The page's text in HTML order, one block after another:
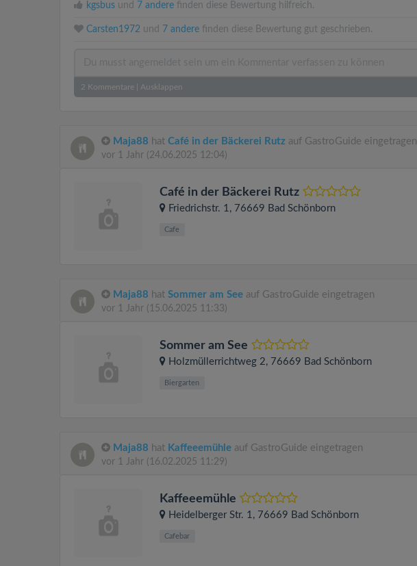
kgsbus und 7 andere finden diese Bewertung hilfreich.
Carsten1972 und 7 andere finden diese Bewertung gut geschrieben.
2 Kommentare Ausklappen
Maja88 hat Café in der Bäckerei Rutz auf GastroGuide eingetragen
vor 1 Jahr (24.06.2025 12:04)
Café in der Bäckerei Rutz
Friedrichstr. 1, 76669 Bad Schönborn
Cafe
Maja88 hat Sommer am See auf GastroGuide eingetragen
vor 1 Jahr (15.06.2025 11:33)
Sommer am See
Holzmüllerrichtweg 2, 76669 Bad Schönborn
Biergarten
Maja88 hat Kaffeeemühle auf GastroGuide eingetragen
vor 1 Jahr (16.02.2025 11:29)
Kaffeeemühle
Heidelberger Str. 1, 76669 Bad Schönborn
Cafebar